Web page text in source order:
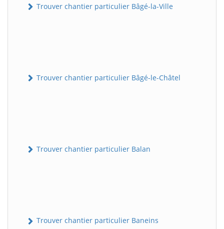
Trouver chantier particulier Bâgé-la-Ville
Trouver chantier particulier Bâgé-le-Châtel
Trouver chantier particulier Balan
Trouver chantier particulier Baneins